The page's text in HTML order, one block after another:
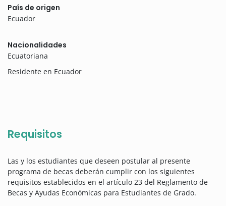
País de origen
Ecuador
Nacionalidades
Ecuatoriana
Residente en Ecuador
Requisitos
Las y los estudiantes que deseen postular al presente
programa de becas deberán cumplir con los siguientes
requisitos establecidos en el artículo 23 del Reglamento de
Becas y Ayudas Económicas para Estudiantes de Grado.